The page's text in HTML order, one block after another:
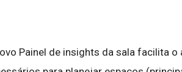
Painel de insights da sala facilita